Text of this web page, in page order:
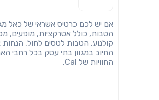
אם יש לכם כרטיס אשראי של כאל
הטבות, כולל אטרקציות, מופעים,
קולנוע, הטבות לטסים לחול,
החיוב במגוון בתי עסק בכל רחבי
החוויות של Cal.